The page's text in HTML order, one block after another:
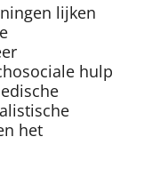
lijken
hulp
het